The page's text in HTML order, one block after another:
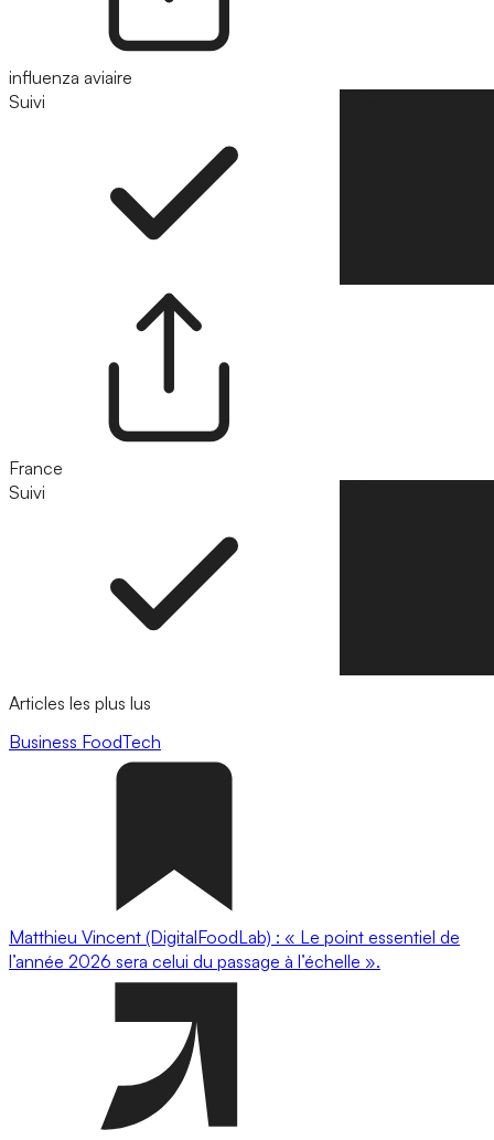
influenza aviaire
Suivi
France
Suivi
Articles les plus lus
Business FoodTech
Matthieu Vincent (DigitalFoodLab) : « Le point essentiel de
l’année 2026 sera celui du passage à l’échelle ».